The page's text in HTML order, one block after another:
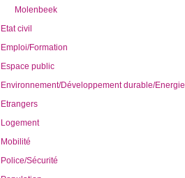
Molenbeek
Etat civil
Emploi/Formation
Espace public
Environnement/Développement durable/Energie
Etrangers
Logement
Mobilité
Police/Sécurité